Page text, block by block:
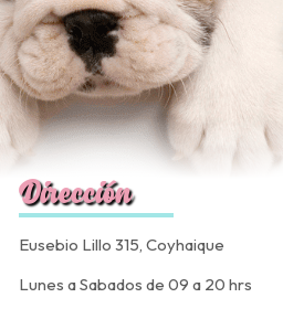
Dirección
Eusebio Lillo 315, Coyhaique
Lunes a Sabados de 09 a 20 hrs